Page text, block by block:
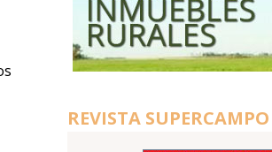
REVISTA SUPERCAMPO